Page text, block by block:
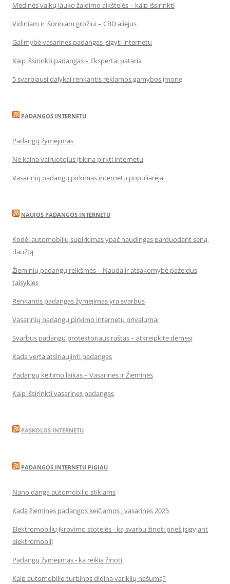
Medinės vaikų lauko žaidimo aikštelės – kaip išsirinkti
Vidiniam ir išoriniam grožiui – CBD aliejus
Galimybė vasarines padangas įsigyti internetu
Kaip išsirinkti padangas – Ekspertai pataria
5 svarbiausi dalykai renkantis reklamos gamybos įmonę
PADANGOS INTERNETU
Padangų žymėjimas
Ne kaina vairuotojus įtikina pirkti internetu
Vasarinių padangų pirkimas internetu populiarėja
NAUJOS PADANGOS INTERNETU
Kodėl automobilių supirkimas ypač naudingas parduodant seną,
daužtą
Žieminių padangų reikšmės – Nauda ir atsakomybė pažeidus
taisykles
Renkantis padangas žymėjimas yra svarbus
Vasarinių padangų pirkimo internetu privalumai
Svarbus padangų protektoriaus raštas – atkreipkite dėmesį
Kada verta atsinaujinti padangas
Padangų keitimo laikas – Vasarinės ir Žieminės
Kaip išsirinkti vasarines padangas
PASKOLOS INTERNETU
PADANGOS INTERNETU PIGIAU
Nano danga automobilio stiklams
Kada žieminės padangos keičiamos į vasarines 2025
Elektromobilių įkrovimo stotelės - ką svarbu žinoti prieš įsigyjant
elektromobilį
Padangų žymėjimas - ką reikia žinoti
Kaip automobilio turbinos didina variklių našumą?